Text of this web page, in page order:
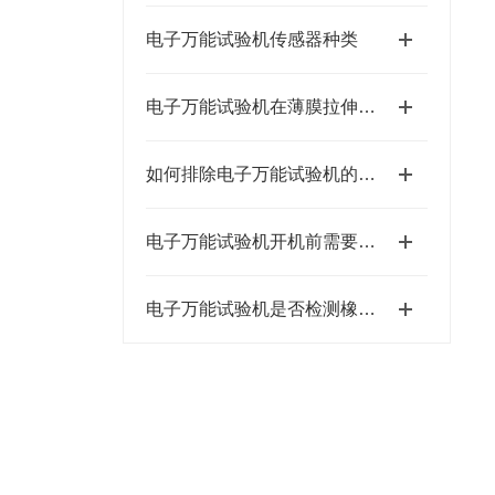
电子万能试验机传感器种类
电子万能试验机在薄膜拉伸性能检测中的应用
如何排除电子万能试验机的相关问题
电子万能试验机开机前需要检查哪些问题？
电子万能试验机是否检测橡胶伸长变形